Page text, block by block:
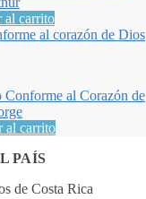
al carrito
al Corazón de
al carrito
PAÍS
de Costa Rica